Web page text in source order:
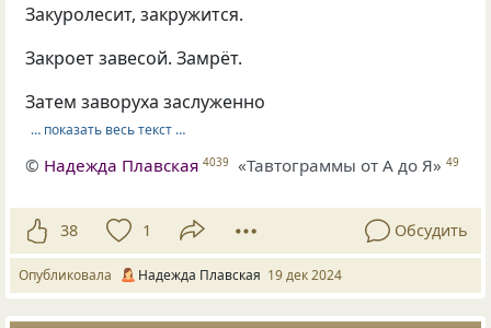
Закуролесит, закружится.
Закроет завесой. Замрёт.
Затем заворуха заслуженно
… показать весь текст …
© Надежда Плавская 4039 «Тавтограммы от А до Я» 49
38 1 Обсудить
Опубликовала Надежда Плавская 19 дек 2024